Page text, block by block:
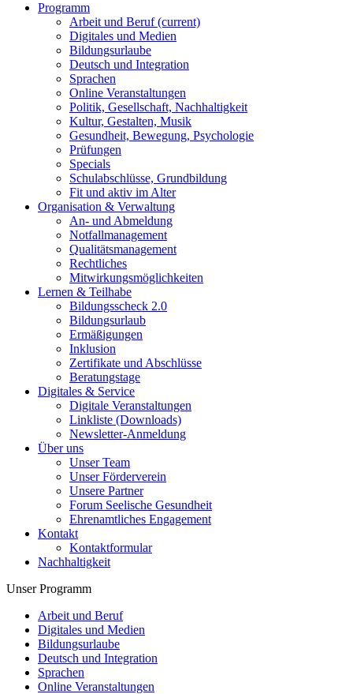
Programm
Arbeit und Beruf(current)
Digitales und Medien
Bildungsurlaube
Deutsch und Integration
Sprachen
Online Veranstaltungen
Politik, Gesellschaft, Nachhaltigkeit
Kultur, Gestalten, Musik
Gesundheit, Bewegung, Psychologie
Prüfungen
Specials
Schulabschlüsse, Grundbildung
Fit und aktiv im Alter
Organisation & Verwaltung
An- und Abmeldung
Notfallmanagement
Qualitätsmanagement
Rechtliches
Mitwirkungsmöglichkeiten
Lernen & Teilhabe
Bildungsscheck 2.0
Bildungsurlaub
Ermäßigungen
Inklusion
Zertifikate und Abschlüsse
Beratungstage
Digitales & Service
Digitale Veranstaltungen
Linkliste (Downloads)
Newsletter-Anmeldung
Über uns
Unser Team
Unser Förderverein
Unsere Partner
Forum Seelische Gesundheit
Ehrenamtliches Engagement
Kontakt
Kontaktformular
Nachhaltigkeit
Unser Programm
Arbeit und Beruf
Digitales und Medien
Bildungsurlaube
Deutsch und Integration
Sprachen
Online Veranstaltungen